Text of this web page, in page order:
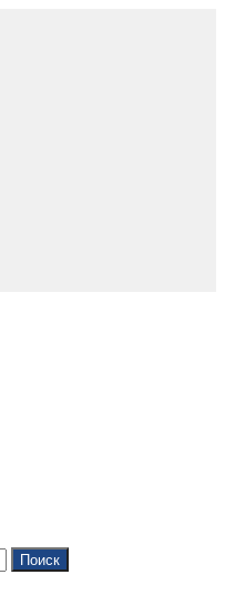
Поиск